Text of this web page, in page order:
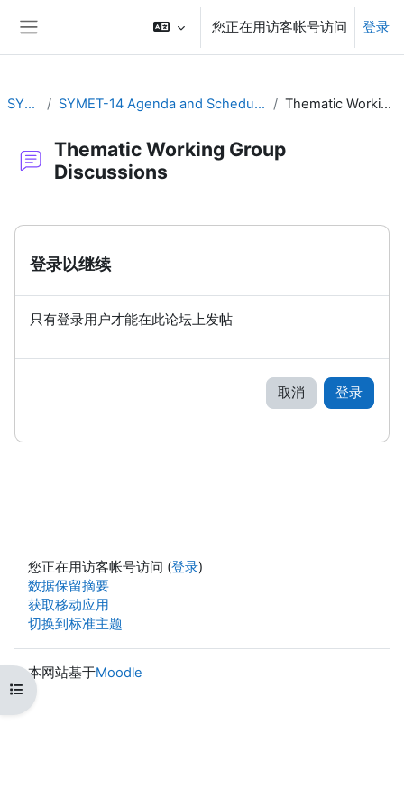
您正在用访客帐号访问 登录
打开课程索引
SYMET-14 SYMET-14 Agenda and Schedule Details (22 to 25 November 2021) Thematic Working Group Discussions
Thematic Working Group
Discussions
登录以继续
只有登录用户才能在此论坛上发帖
取消 登录
您正在用访客帐号访问 (登录)
‎数据保留摘要‎
获取移动应用
切换到标准主题
本网站基于Moodle